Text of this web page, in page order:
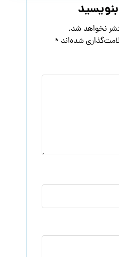
نخواهد شد.
شده‌اند *